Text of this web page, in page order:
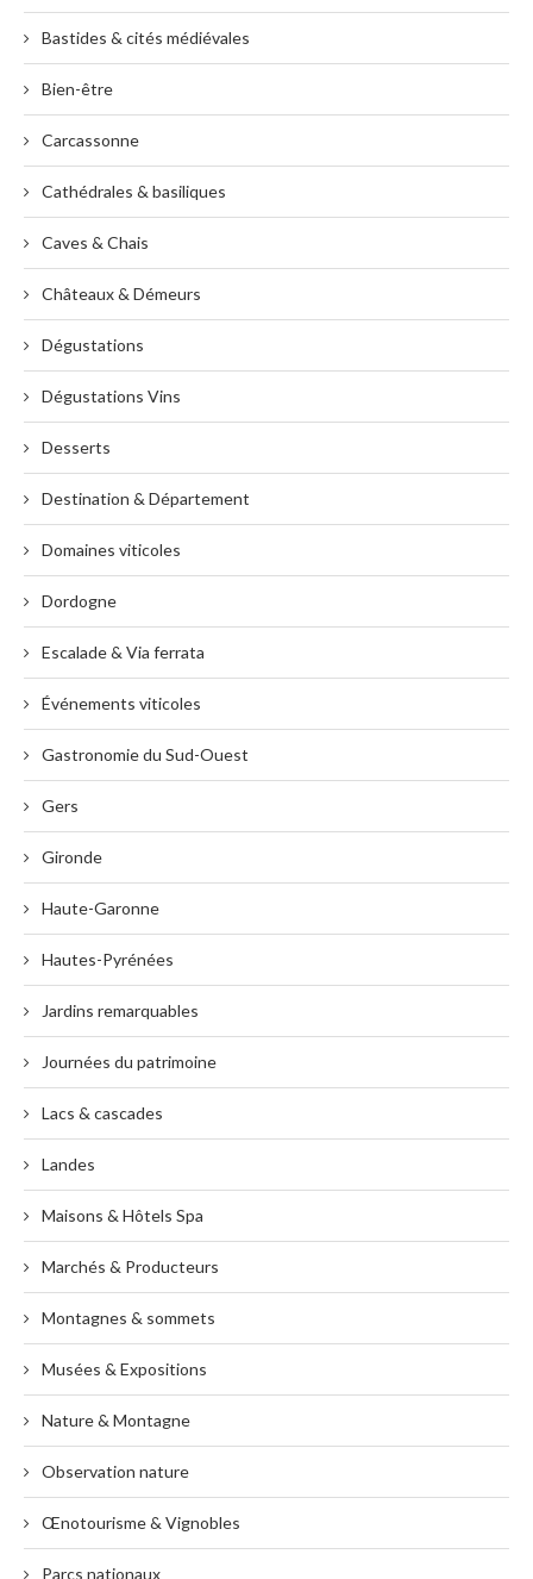
Bastides & cités médiévales
Bien-être
Carcassonne
Cathédrales & basiliques
Caves & Chais
Châteaux & Démeurs
Dégustations
Dégustations Vins
Desserts
Destination & Département
Domaines viticoles
Dordogne
Escalade & Via ferrata
Événements viticoles
Gastronomie du Sud-Ouest
Gers
Gironde
Haute-Garonne
Hautes-Pyrénées
Jardins remarquables
Journées du patrimoine
Lacs & cascades
Landes
Maisons & Hôtels Spa
Marchés & Producteurs
Montagnes & sommets
Musées & Expositions
Nature & Montagne
Observation nature
Œnotourisme & Vignobles
Parcs nationaux